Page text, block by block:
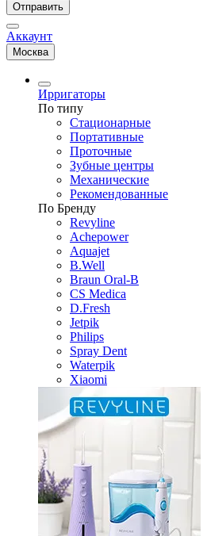
Отправить
Аккаунт
Москва
Ирригаторы
По типу
Стационарные
Портативные
Проточные
Зубные центры
Механические
Рекомендованные
По Бренду
Revyline
Achepower
Aquajet
B.Well
Braun Oral-B
CS Medica
D.Fresh
Jetpik
Philips
Spray Dent
Waterpik
Xiaomi